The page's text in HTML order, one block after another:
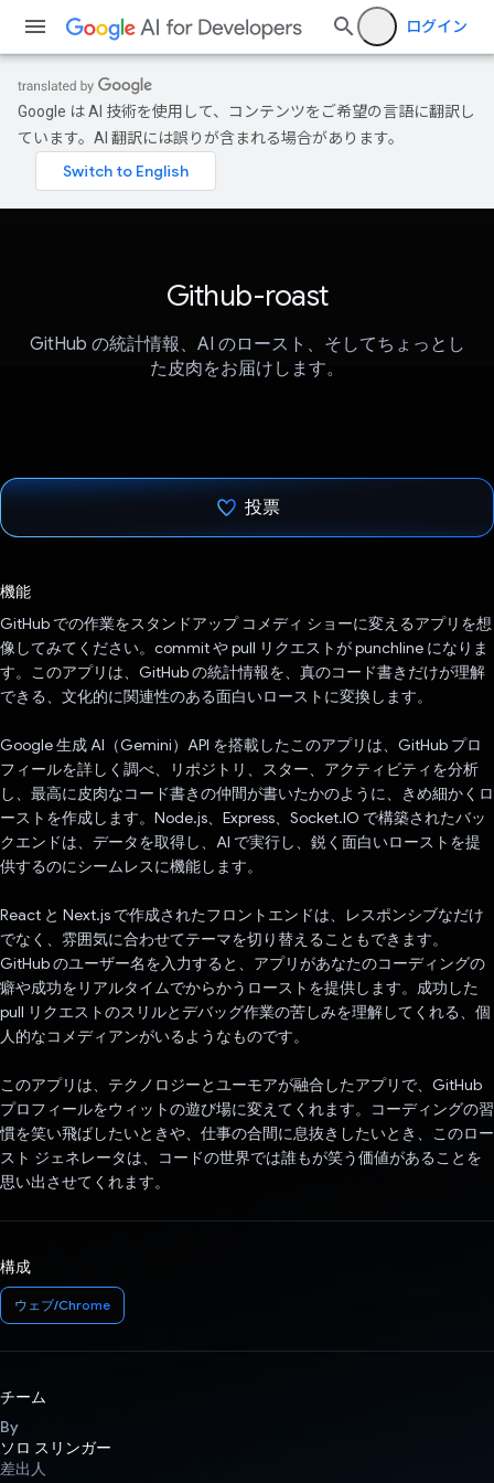
ログイン
Google は AI 技術を使用して、コンテンツをご希望の言語に翻訳し
ています。AI 翻訳には誤りが含まれる場合があります。
Github-roast
GitHub の統計情報、AI のロースト、そしてちょっとし
た皮肉をお届けします。
投票
機能
GitHub での作業をスタンドアップ コメディ ショーに変えるアプリを想
像してみてください。commit や pull リクエストが punchline になりま
す。このアプリは、GitHub の統計情報を、真のコード書きだけが理解
できる、文化的に関連性のある面白いローストに変換します。
Google 生成 AI（Gemini）API を搭載したこのアプリは、GitHub プロ
フィールを詳しく調べ、リポジトリ、スター、アクティビティを分析
し、最高に皮肉なコード書きの仲間が書いたかのように、きめ細かくロ
ーストを作成します。Node.js、Express、Socket.IO で構築されたバッ
クエンドは、データを取得し、AI で実行し、鋭く面白いローストを提
供するのにシームレスに機能します。
React と Next.js で作成されたフロントエンドは、レスポンシブなだけ
でなく、雰囲気に合わせてテーマを切り替えることもできます。
GitHub のユーザー名を入力すると、アプリがあなたのコーディングの
癖や成功をリアルタイムでからかうローストを提供します。成功した
pull リクエストのスリルとデバッグ作業の苦しみを理解してくれる、個
人的なコメディアンがいるようなものです。
このアプリは、テクノロジーとユーモアが融合したアプリで、GitHub
プロフィールをウィットの遊び場に変えてくれます。コーディングの習
慣を笑い飛ばしたいときや、仕事の合間に息抜きしたいとき、このロー
スト ジェネレータは、コードの世界では誰もが笑う価値があることを
思い出させてくれます。
構成
ウェブ/Chrome
チーム
By
ソロ スリンガー
差出人